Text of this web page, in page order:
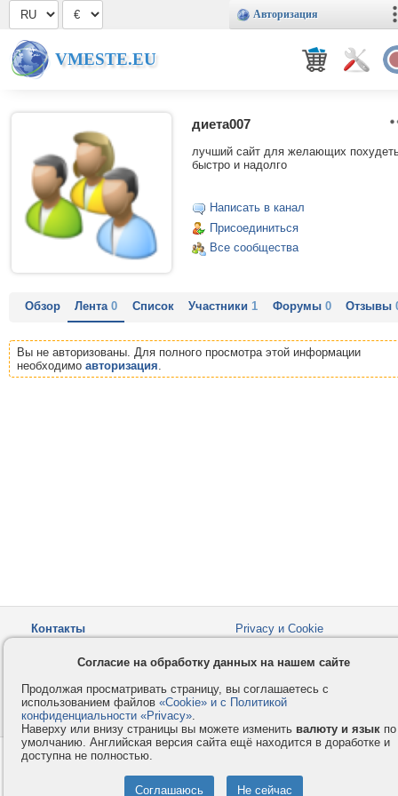
Авторизация
VMESTE.EU
диета007
лучший сайт для желающих
быстро и надолго
Написать в канал
Присоединиться
Все сообщества
Обзор Лента0 Список Участники1 Форумы 0 Отзывы
Вы не авторизованы. Для полного просмотра этой информации
необходимо авторизация.
Контакты
Privacy и Cookie
Как оплатить
Форумы
© 2008-2026VMESTE.EU
Согласие на обработку данных на нашем сайте
Продолжая просматривать страницу, вы соглашаетесь с
использованием файлов «Cookie» и с Политикой
конфиденциальности «Privacy».
Наверху или внизу страницы вы можете изменить валюту и язык по
умолчанию. Английская версия сайта ещё находится в доработке и
доступна не полностью.